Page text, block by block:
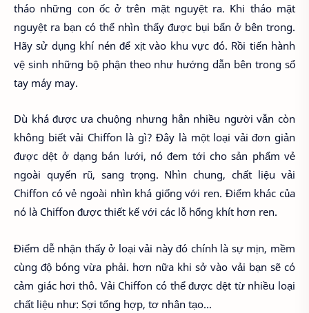
tháo những con ốc ở trên mặt nguyệt ra. Khi tháo mặt
nguyệt ra bạn có thể nhìn thấy được bụi bẩn ở bên trong.
Hãy sử dụng khí nén để xịt vào khu vực đó. Rồi tiến hành
vệ sinh những bộ phận theo như hướng dẫn bên trong sổ
tay máy may.
Dù khá được ưa chuộng nhưng hẳn nhiều người vẫn còn
không biết vải Chiffon là gì? Đây là một loại vải đơn giản
được dệt ở dạng bán lưới, nó đem tới cho sản phẩm vẻ
ngoài quyến rũ, sang trọng. Nhìn chung, chất liệu vải
Chiffon có vẻ ngoài nhìn khá giống với ren. Điểm khác của
nó là Chiffon được thiết kế với các lỗ hổng khít hơn ren.
Điểm dễ nhận thấy ở loại vải này đó chính là sự mịn, mềm
cùng độ bóng vừa phải. hơn nữa khi sở vào vải bạn sẽ có
cảm giác hơi thô. Vải Chiffon có thể được dệt từ nhiều loại
chất liệu như: Sợi tổng hợp, tơ nhân tạo...